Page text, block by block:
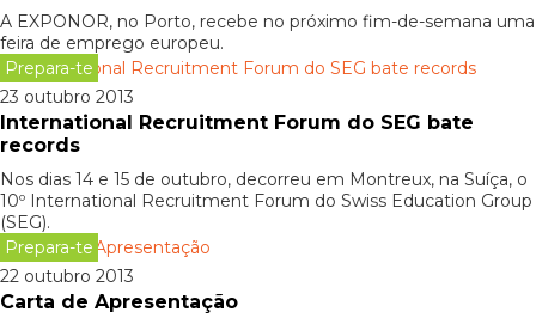
A EXPONOR, no Porto, recebe no próximo fim-de-semana uma
feira de emprego europeu.
Prepara-te
23 outubro 2013
International Recruitment Forum do SEG bate
records
Nos dias 14 e 15 de outubro, decorreu em Montreux, na Suíça, o
10º International Recruitment Forum do Swiss Education Group
(SEG).
Prepara-te
22 outubro 2013
Carta de Apresentação